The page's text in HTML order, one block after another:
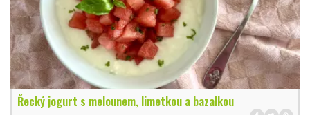
Řecký jogurt s melounem, limetkou a bazalkou